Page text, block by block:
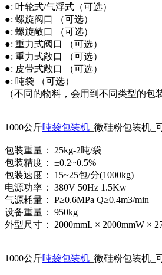
●: 叶轮式/气浮式（可选）
●: 螺旋阀口 （可选）
●: 螺旋敞口 （可选）
●: 重力式阀口 （可选）
●: 重力式敞口 （可选）
●: 皮带式敞口 （可选）
●: 吨袋 （可选）
（不同的物料，会用到不同类型的包
1000公斤吨袋包装机 _微硅粉包装机_
包装重量： 25kg-2吨/袋
包装精度： ±0.2~0.5%
包装速度： 15~25包/分(1000kg)
电源功率： 380V 50Hz 1.5Kw
气源耗量： P≥0.6MPa Q≥0.4m3/min
设备重量： 950kg
外型尺寸： 2000mmL × 2000mmW ×
1000公斤吨袋包装机 _微硅粉包装机_